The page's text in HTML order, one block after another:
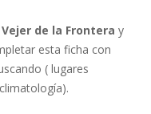
de la Frontera y
esta ficha con
( lugares